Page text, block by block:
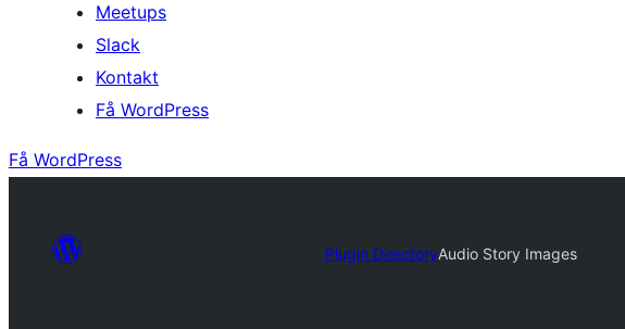
Meetups
Slack
Kontakt
Få WordPress
Få WordPress
Plugin DirectoryAudio Story Images